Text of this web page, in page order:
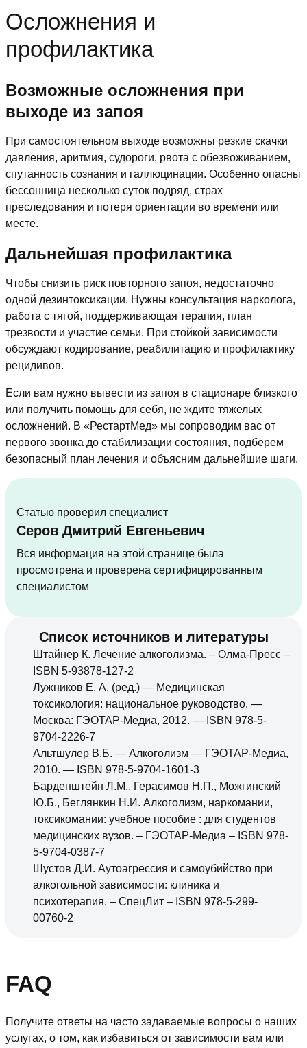
Осложнения и
профилактика
Возможные осложнения при
выходе из запоя
При самостоятельном выходе возможны резкие скачки
давления, аритмия, судороги, рвота с обезвоживанием,
спутанность сознания и галлюцинации. Особенно опасны
бессонница несколько суток подряд, страх
преследования и потеря ориентации во времени или
месте.
Дальнейшая профилактика
Чтобы снизить риск повторного запоя, недостаточно
одной дезинтоксикации. Нужны консультация нарколога,
работа с тягой, поддерживающая терапия, план
трезвости и участие семьи. При стойкой зависимости
обсуждают кодирование, реабилитацию и профилактику
рецидивов.
Если вам нужно вывести из запоя в стационаре близкого
или получить помощь для себя, не ждите тяжелых
осложнений. В «РестартМед» мы сопроводим вас от
первого звонка до стабилизации состояния, подберем
безопасный план лечения и объясним дальнейшие шаги.
Статью проверил специалист
Серов Дмитрий Евгеньевич
Вся информация на этой странице была
просмотрена и проверена сертифицированным
специалистом
Список источников и литературы
Штайнер К. Лечение алкоголизма. – Олма-Пресс –
ISBN 5-93878-127-2
Лужников Е. А. (ред.) — Медицинская
токсикология: национальное руководство. —
Москва: ГЭОТАР-Медиа, 2012. — ISBN 978-5-
9704-2226-7
Альтшулер В.Б. — Алкоголизм — ГЭОТАР-Медиа,
2010. — ISBN 978-5-9704-1601-3
Барденштейн Л.М., Герасимов Н.П., Можгинский
Ю.Б., Беглянкин Н.И. Алкоголизм, наркомании,
токсикомании: учебное пособие : для студентов
медицинских вузов. – ГЭОТАР-Медиа – ISBN 978-
5-9704-0387-7
Шустов Д.И. Аутоагрессия и самоубийство при
алкогольной зависимости: клиника и
психотерапия. – СпецЛит – ISBN 978-5-299-
00760-2
FAQ
Получите ответы на часто задаваемые вопросы о наших
услугах, о том, как избавиться от зависимости вам или